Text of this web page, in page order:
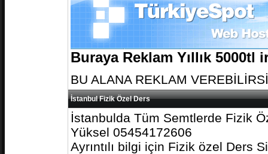
Buraya Reklam Yıllık
BU ALANA REKLAM
İstanbul Fizik Özel Ders
İstanbulda Tüm Semtlerde Fizik
Yüksel 05454172606
Ayrıntılı bilgi için Fizik özel Ders